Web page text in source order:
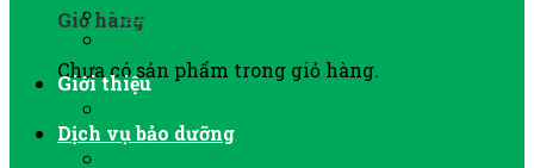
Giỏ hàng
Chưa có sản phẩm trong giỏ hàng.
BÌNH TÍCH ÁP KHÍ NÉN
SỬA CHỮA, BẢO DƯỠNG
Giới thiệu
Dịch vụ bảo dưỡng